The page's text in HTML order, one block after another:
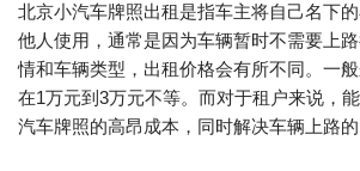
北京小汽车牌照出租是指车主将自己名下
他人使用，通常是因为车辆暂时不需要上
情和车辆类型，出租价格会有所不同。一
在1万元到3万元不等。而对于租户来说，
汽车牌照的高昂成本，同时解决车辆上路的